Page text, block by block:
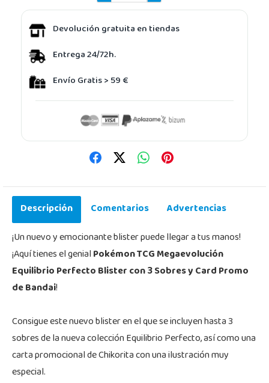
Devolución gratuita en tiendas
Entrega 24/72h.
Envío Gratis > 59 €
Descripción Comentarios
Advertencias
¡Un nuevo y emocionante blister puede llegar a tus manos!
¡Aquí tienes el genialPokémon TCG Megaevolución
Equilibrio Perfecto Blister con 3 Sobres y Card Promo
de Bandai!
Consigue este nuevo blister en el que se incluyen hasta 3
sobres de la nueva colección Equilibrio Perfecto, así como una
carta promocional de Chikorita con una ilustración muy
especial.